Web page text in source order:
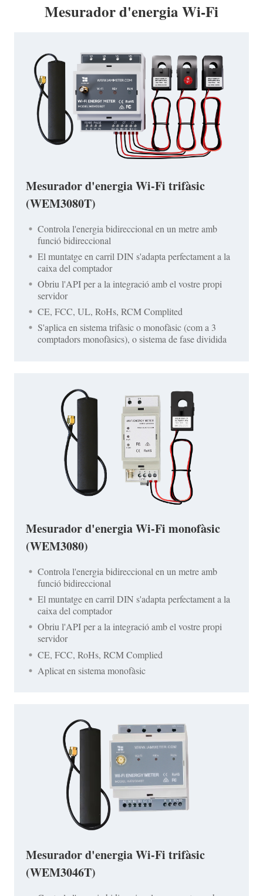
Mesurador d'energia Wi-Fi
Mesurador d'energia Wi-Fi trifàsic
(WEM3080T)
Controla l'energia bidireccional en un metre amb
funció bidireccional
El muntatge en carril DIN s'adapta perfectament a la
caixa del comptador
Obriu l'API per a la integració amb el vostre propi
servidor
CE, FCC, UL, RoHs, RCM Complited
S'aplica en sistema trifàsic o monofàsic (com a 3
comptadors monofàsics), o sistema de fase dividida
Mesurador d'energia Wi-Fi monofàsic
(WEM3080)
Controla l'energia bidireccional en un metre amb
funció bidireccional
El muntatge en carril DIN s'adapta perfectament a la
caixa del comptador
Obriu l'API per a la integració amb el vostre propi
servidor
CE, FCC, RoHs, RCM Complied
Aplicat en sistema monofàsic
Mesurador d'energia Wi-Fi trifàsic
(WEM3046T)